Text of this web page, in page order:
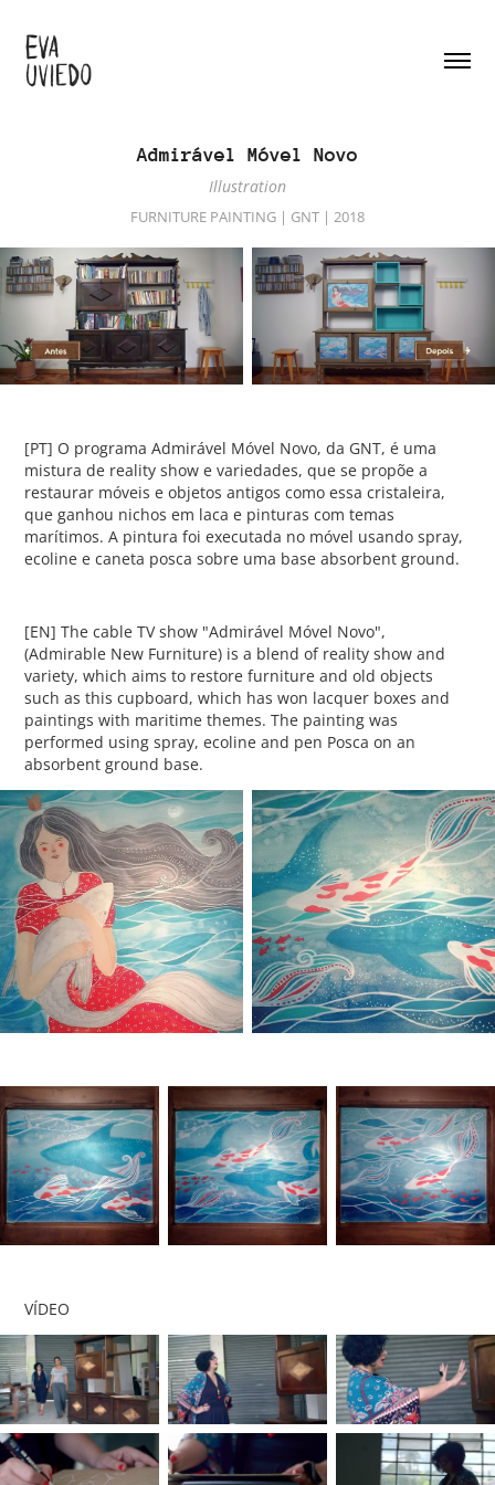
Admirável Móvel Novo
Illustration
FURNITURE PAINTING | GNT | 2018
[PT] O programaAdmirável Móvel Novo, da GNT, é uma
mistura de reality show e variedades, que se propõe a
restaurar móveis e objetos antigos como essa cristaleira,
que ganhou nichos em laca e pinturas com temas
marítimos. A pintura foi executada no móvel usando spray,
ecoline e caneta posca sobre uma base absorbent ground.
[EN] The cable TV show "Admirável Móvel Novo",
(Admirable New Furniture) is a blend of reality show and
variety, which aims to restore furniture and old objects
such as this cupboard, which has won lacquer boxes and
paintings with maritime themes. The painting was
performed using spray, ecoline and pen Posca on an
absorbent ground base.
VÍDEO